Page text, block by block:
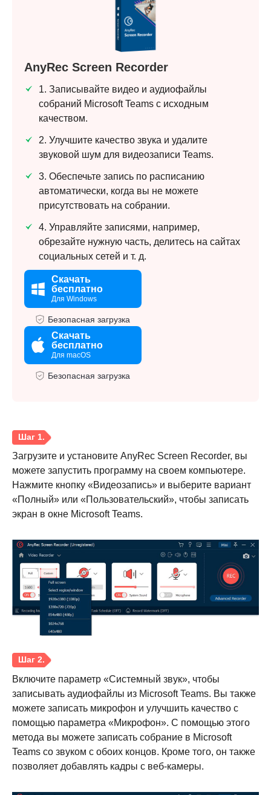
AnyRec Screen Recorder
1. Записывайте видео и аудиофайлы
собраний Microsoft Teams с исходным
качеством.
2. Улучшите качество звука и удалите
звуковой шум для видеозаписи Teams.
3. Обеспечьте запись по расписанию
автоматически, когда вы не можете
присутствовать на собрании.
4. Управляйте записями, например,
обрезайте нужную часть, делитесь на сайтах
социальных сетей и т. д.
Скачать
бесплатно
Для Windows
Безопасная загрузка
Скачать
бесплатно
Для macOS
Безопасная загрузка
Шаг 1.
Загрузите и установите AnyRec Screen Recorder, вы
можете запустить программу на своем компьютере.
Нажмите кнопку «Видеозапись» и выберите вариант
«Полный» или «Пользовательский», чтобы записать
экран в окне Microsoft Teams.
Включите параметр «Системный звук», чтобы
записывать аудиофайлы из Microsoft Teams. Вы также
можете записать микрофон и улучшить качество с
помощью параметра «Микрофон». С помощью этого
метода вы можете записать собрание в Microsoft
Teams со звуком с обоих концов. Кроме того, он также
позволяет добавлять кадры с веб-камеры.